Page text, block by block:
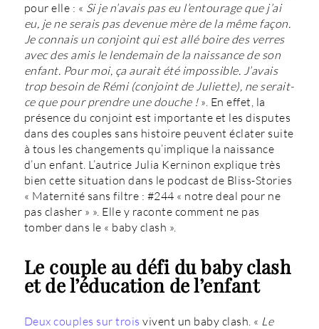
pour elle : « Si je n’avais pas eu l’entourage que j’ai
eu, je ne serais pas devenue mère de la même façon.
Je connais un conjoint qui est allé boire des verres
avec des amis le lendemain de la naissance de son
enfant. Pour moi, ça aurait été impossible. J’avais
trop besoin de Rémi (conjoint de Juliette), ne serait-
ce que pour prendre une douche !». En effet, la
présence du conjoint est importante et les disputes
dans des couples sans histoire peuvent éclater suite
à tous les changements qu’implique la naissance
d’un enfant. L’autrice Julia Kerninon explique très
bien cette situation dans le podcast de Bliss-Stories
« Maternité sans filtre : #244 « notre deal pour ne
pas clasher » ». Elle y raconte comment ne pas
tomber dans le « baby clash ».
Le couple au défi du baby clash
et de l’éducation de l’enfant
Deux couples sur trois vivent un baby clash. « Le